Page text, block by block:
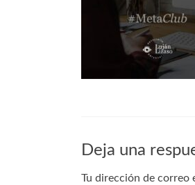
Deja una
Tu dirección de correo